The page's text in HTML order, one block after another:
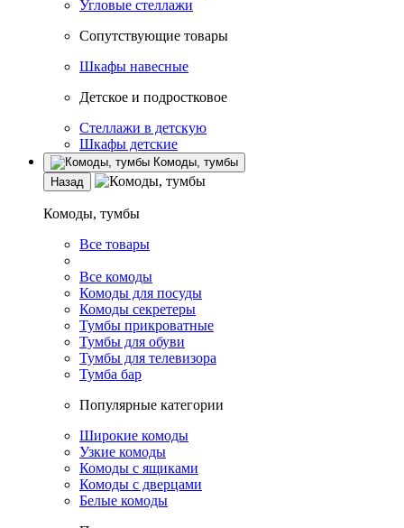
Угловые стеллажи
Сопутствующие товары
Шкафы навесные
Детское и подростковое
Стеллажи в детскую
Шкафы детские
Комоды, тумбы
Назад
Комоды, тумбы
Все товары
Все комоды
Комоды для посуды
Комоды секретеры
Тумбы прикроватные
Тумбы для обуви
Тумбы для телевизора
Тумба бар
Популярные категории
Широкие комоды
Узкие комоды
Комоды с ящиками
Комоды с дверцами
Белые комоды